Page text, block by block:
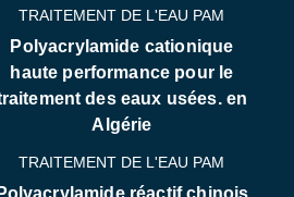
TRAITEMENT DE L'EAU PAM
Polyacrylamide cationique
haute performance pour le
des eaux usées. en
Algérie
TRAITEMENT DE L'EAU PAM